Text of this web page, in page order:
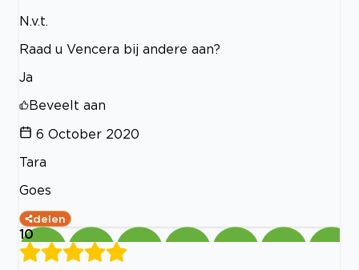
N.v.t.
Raad u Vencera bij andere aan?
Ja
Beveelt aan
6 October 2020
Tara
Goes
delen
10